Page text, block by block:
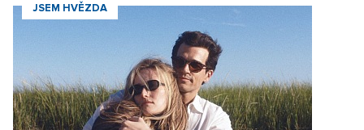
JSEM HVĚZDA